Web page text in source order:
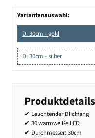
Variantenauswahl:
D: 30cm - gold
D: 30cm - silber
Produktdetails
✔ Leuchtender Blickfang
✔ 30 warmweiße LED
✔ Durchmesser: 30cm